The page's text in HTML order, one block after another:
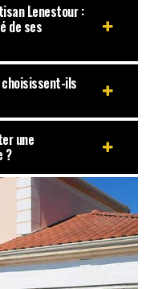
Lenestour :
de ses
ils
une
?